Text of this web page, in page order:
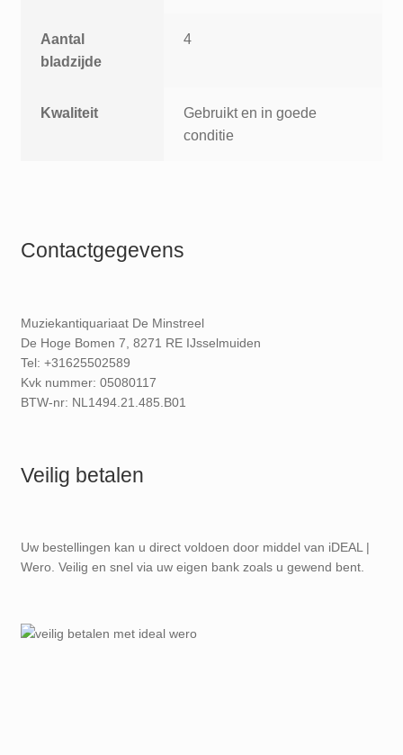
Aantal
bladzijde
4
Kwaliteit
Gebruikt en in goede
conditie
Contactgegevens
Muziekantiquariaat De Minstreel
De Hoge Bomen 7, 8271 RE IJsselmuiden
Tel: +31625502589
Kvk nummer: 05080117
BTW-nr: NL1494.21.485.B01
Veilig betalen
Uw bestellingen kan u direct voldoen door middel van iDEAL |
Wero. Veilig en snel via uw eigen bank zoals u gewend bent.